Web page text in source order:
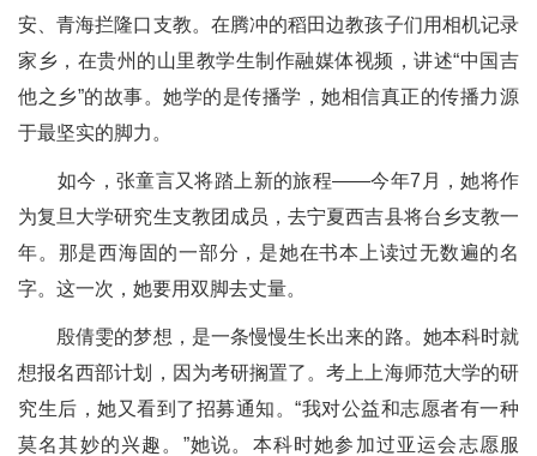
安、青海拦隆口支教。在腾冲的稻田边教孩子们用相机记录
家乡，在贵州的山里教学生制作融媒体视频，讲述“中国吉
他之乡”的故事。她学的是传播学，她相信真正的传播力源
于最坚实的脚力。
如今，张童言又将踏上新的旅程——今年7月，她将作
为复旦大学研究生支教团成员，去宁夏西吉县将台乡支教一
年。那是西海固的一部分，是她在书本上读过无数遍的名
字。这一次，她要用双脚去丈量。
殷倩雯的梦想，是一条慢慢生长出来的路。她本科时就
想报名西部计划，因为考研搁置了。考上上海师范大学的研
究生后，她又看到了招募通知。“我对公益和志愿者有一种
莫名其妙的兴趣。”她说。本科时她参加过亚运会志愿服